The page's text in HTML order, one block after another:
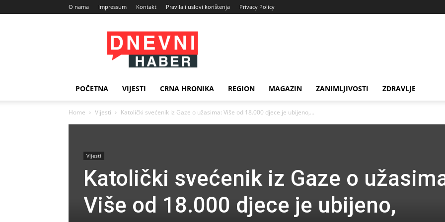
O nama Impressum Kontakt Pravila i uslovi korištenja Privacy Policy
Dnevni
Haber
POČETNA VIJESTI CRNA HRONIKA REGION MAGAZIN ZANIMLJIVOSTI ZDRAVLJE
Home Vijesti Katolički svećenik iz Gaze o užasima: Više od 18.000 djece je ubijeno,...
Vijesti
Katolički svećenik iz Gaze o
Više od 18.000 djece je ubijeno,